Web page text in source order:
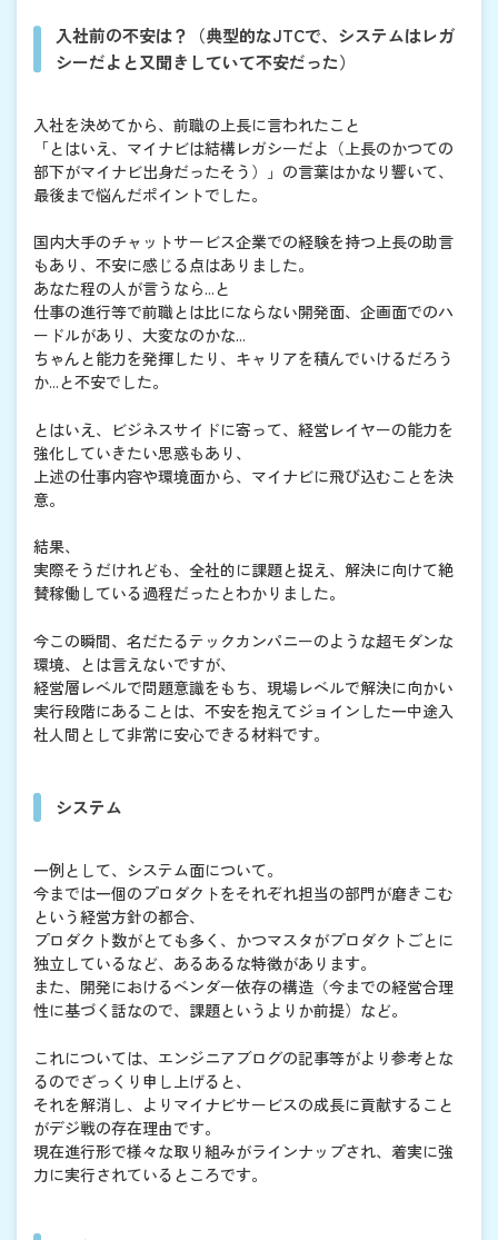
入社前の不安は？（典型的なJTCで、システムはレガ
シーだよと又聞きしていて不安だった）
入社を決めてから、前職の上長に言われたこと
「とはいえ、マイナビは結構レガシーだよ（上長のかつての
部下がマイナビ出身だったそう）」の言葉はかなり響いて、
最後まで悩んだポイントでした。
国内大手のチャットサービス企業での経験を持つ上長の助言
もあり、不安に感じる点はありました。
あなた程の人が言うなら...と
仕事の進行等で前職とは比にならない開発面、企画面でのハ
ードルがあり、大変なのかな...
ちゃんと能力を発揮したり、キャリアを積んでいけるだろう
か...と不安でした。
とはいえ、ビジネスサイドに寄って、経営レイヤーの能力を
強化していきたい思惑もあり、
上述の仕事内容や環境面から、マイナビに飛び込むことを決
意。
結果、
実際そうだけれども、全社的に課題と捉え、解決に向けて絶
賛稼働している過程だったとわかりました。
今この瞬間、名だたるテックカンパニーのような超モダンな
環境、とは言えないですが、
経営層レベルで問題意識をもち、現場レベルで解決に向かい
実行段階にあることは、不安を抱えてジョインした一中途入
社人間として非常に安心できる材料です。
システム
一例として、システム面について。
今までは一個のプロダクトをそれぞれ担当の部門が磨きこむ
という経営方針の都合、
プロダクト数がとても多く、かつマスタがプロダクトごとに
独立しているなど、あるあるな特徴があります。
また、開発におけるベンダー依存の構造（今までの経営合理
性に基づく話なので、課題というよりか前提）など。
これについては、エンジニアブログの記事等がより参考とな
るのでざっくり申し上げると、
それを解消し、よりマイナビサービスの成長に貢献すること
がデジ戦の存在理由です。
現在進行形で様々な取り組みがラインナップされ、着実に強
力に実行されているところです。